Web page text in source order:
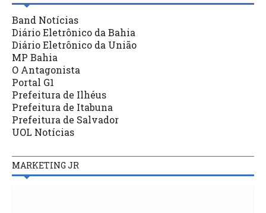
Band Notícias
Diário Eletrônico da Bahia
Diário Eletrônico da União
MP Bahia
O Antagonista
Portal G1
Prefeitura de Ilhéus
Prefeitura de Itabuna
Prefeitura de Salvador
UOL Notícias
MARKETING JR